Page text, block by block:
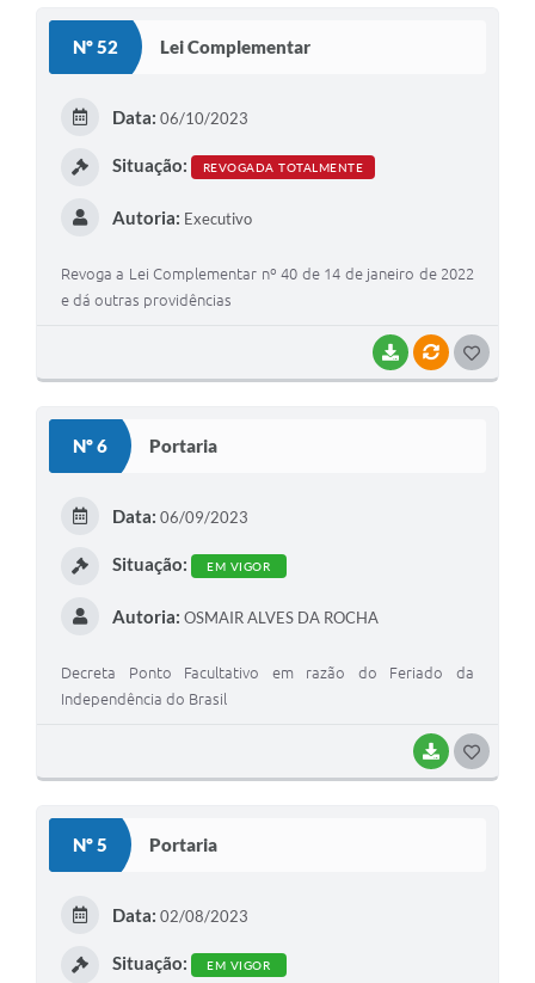
Nº 52 Lei Complementar
BAIXARVÍNCULOS
Data: 06/10/2023
Situação: REVOGADA TOTALMENTE
Autoria: Executivo
Revoga a Lei Complementar nº 40 de 14 de janeiro de 2022
e dá outras providências
Nº 6 Portaria
BAIXAR
Data: 06/09/2023
Situação: EM VIGOR
Autoria: OSMAIR ALVES DA ROCHA
Decreta Ponto Facultativo em razão do Feriado da
Independência do Brasil
Nº 5 Portaria
Data: 02/08/2023
Situação: EM VIGOR